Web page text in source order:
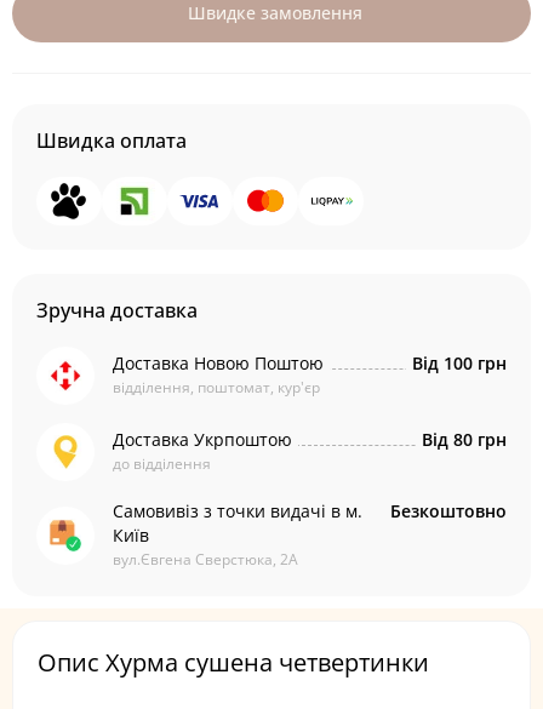
Швидке замовлення
Швидка оплата
Зручна доставка
Доставка Новою Поштою
відділення, поштомат, кур'єр
Від 100 грн
Доставка Укрпоштою
до відділення
Від 80 грн
Самовивіз з точки видачі в м.
Київ
вул.Євгена Сверстюка, 2А
Безкоштовно
Опис Хурма сушена четвертинки